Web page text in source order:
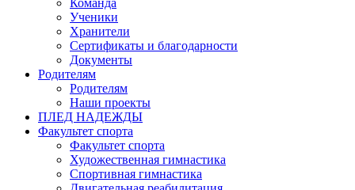
Ученики
Хранители
Сертификаты и благодарности
Документы
Родителям
Родителям
Наши проекты
ПЛЕД НАДЕЖДЫ
Факультет спорта
Факультет спорта
Художественная гимнастика
Спортивная гимнастика